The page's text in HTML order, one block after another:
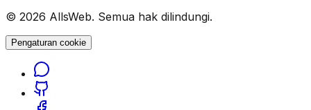
© 2026 AllsWeb. Semua hak dilindungi.
Pengaturan cookie